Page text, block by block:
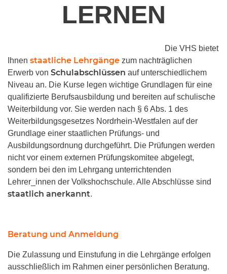
LERNEN
Die VHS bietet
Ihnen staatliche Lehrgänge zum nachträglichen
Erwerb von Schulabschlüssen auf unterschiedlichem
Niveau an. Die Kurse legen wichtige Grundlagen für eine
qualifizierte Berufsausbildung und bereiten auf schulische
Weiterbildung vor. Sie werden nach § 6 Abs. 1 des
Weiterbildungsgesetzes Nordrhein-Westfalen auf der
Grundlage einer staatlichen Prüfungs- und
Ausbildungsordnung durchgeführt. Die Prüfungen werden
nicht vor einem externen Prüfungskomitee abgelegt,
sondern bei den im Lehrgang unterrichtenden
Lehrer_innen der Volkshochschule. Alle Abschlüsse sind
staatlich anerkannt.
Beratung und Anmeldung
Die Zulassung und Einstufung in die Lehrgänge erfolgen
ausschließlich im Rahmen einer persönlichen Beratung.